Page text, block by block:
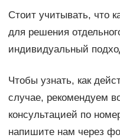
Стоит учитывать, что
для решения
индивидуальный
Чтобы узнать, как
случае, рекомендуем
консультацией по
напишите нам через